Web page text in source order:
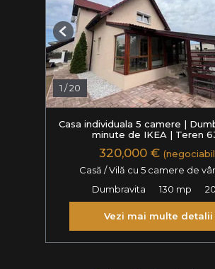
1 /20
Previous
Casa individuala 5 camere |
minute de IKEA | Teren
320,000 €
Casă / Vilă cu 5 camere de
Dumbravita
130 mp
Vezi mai multe detalii